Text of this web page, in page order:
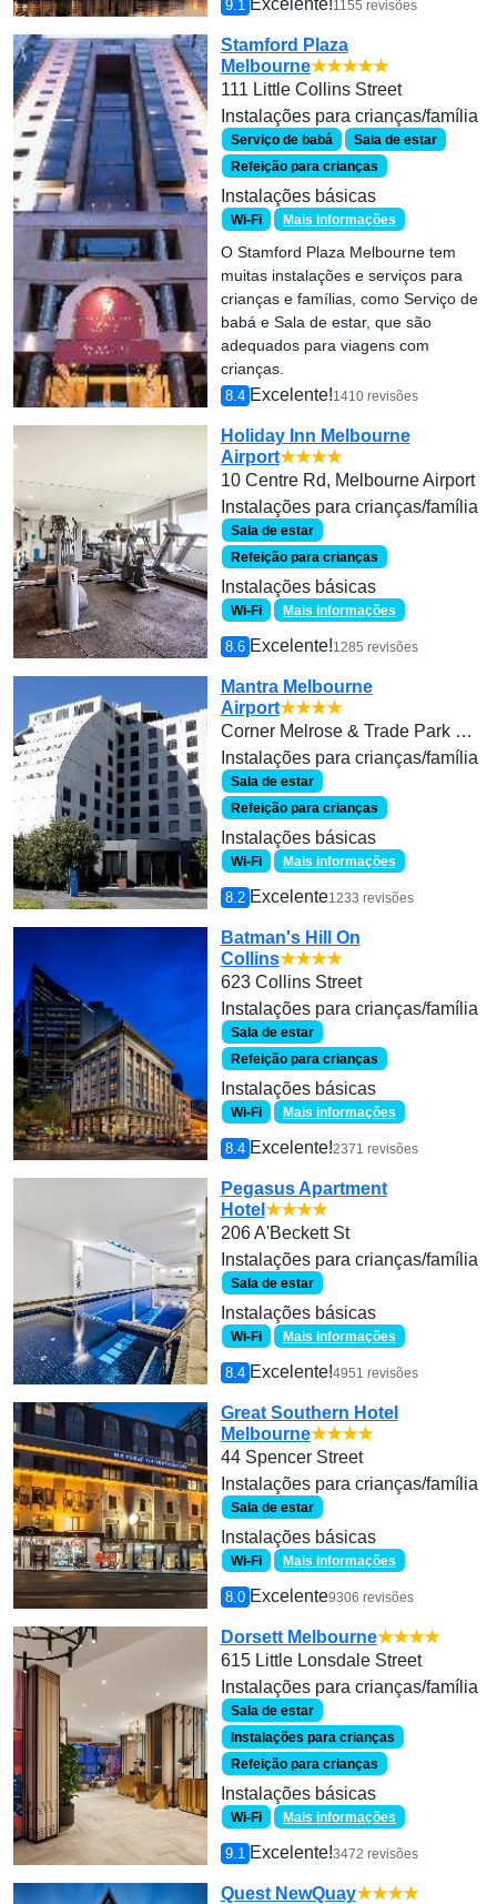
9.1 1155 revisões
Stamford Plaza
Melbourne★★★★★
111 Little Collins Street
Instalações para crianças/família
Serviço de babá
Sala de estar
Refeição para crianças
Instalações básicas
Wi-Fi Mais informações
O Stamford Plaza Melbourne tem
muitas instalações e serviços para
crianças e famílias, como Serviço de
babá e Sala de estar, que são
adequados para viagens com
crianças.
8.4 Excelente!1410 revisões
Holiday Inn Melbourne
Airport★★★★
10 Centre Rd, Melbourne Airport
Instalações para crianças/família
Sala de estar
Refeição para crianças
Instalações básicas
Wi-Fi Mais informações
8.6 Excelente!1285 revisões
Mantra Melbourne
Airport★★★★
Corner Melrose & Trade Park Drive
Instalações para crianças/família
Sala de estar
Refeição para crianças
Instalações básicas
Wi-Fi Mais informações
8.2 Excelente1233 revisões
Batman's Hill On
Collins★★★★
623 Collins Street
Instalações para crianças/família
Sala de estar
Refeição para crianças
Instalações básicas
Wi-Fi Mais informações
8.4 Excelente!2371 revisões
Pegasus Apartment
Hotel ★★★★
206 A'Beckett St
Instalações para crianças/família
Sala de estar
Instalações básicas
Wi-Fi Mais informações
8.4 Excelente!4951 revisões
Great Southern Hotel
Melbourne★★★★
44 Spencer Street
Instalações para crianças/família
Sala de estar
Instalações básicas
Wi-Fi Mais informações
8.0 Excelente9306 revisões
Dorsett Melbourne★★★★
615 Little Lonsdale Street
Instalações para crianças/família
Sala de estar
Instalações para crianças
Refeição para crianças
Instalações básicas
Wi-Fi Mais informações
9.1 Excelente!3472 revisões
Quest NewQuay★★★★